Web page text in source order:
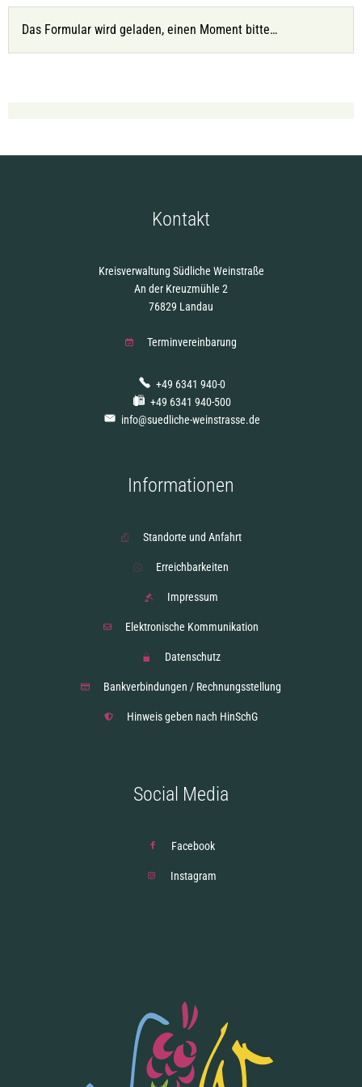
Das Formular wird geladen, einen Moment bitte…
Kontakt
Kreisverwaltung Südliche Weinstraße
An der Kreuzmühle 2
76829 Landau
Terminvereinbarung
+49 6341 940-0
+49 6341 940-500
info@suedliche-weinstrasse.de
Informationen
Standorte und Anfahrt
Erreichbarkeiten
Impressum
Elektronische Kommunikation
Datenschutz
Bankverbindungen / Rechnungsstellung
Hinweis geben nach HinSchG
Social Media
Facebook
Instagram